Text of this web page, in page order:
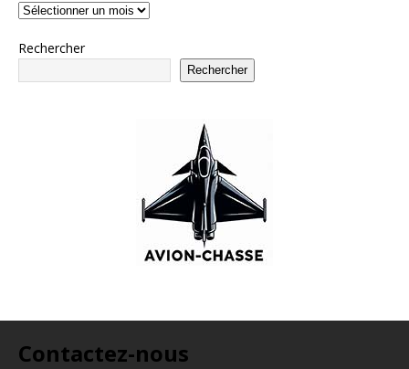
Rechercher
Rechercher
Contactez-nous